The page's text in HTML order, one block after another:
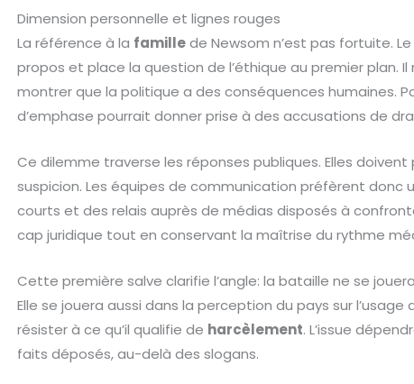
Dimension personnelle et lignes rouges
La référence à la famillede Newsom n’est pas fortuite.
propos et place la question de l’éthique au premier plan.
montrer que la politique a des conséquences humaines.
d’emphase pourrait donner prise à des accusations de
Ce dilemme traverse les réponses publiques. Elles
suspicion. Les équipes de communication préfèrent donc
courts et des relais auprès de médias disposés à
cap juridique tout en conservant la maîtrise du rythme
Cette première salve clarifie l’angle: la bataille ne se
Elle se jouera aussi dans la perception du pays sur
résister à ce qu’il qualifie de harcèlement. L’issue
faits déposés, au-delà des slogans.